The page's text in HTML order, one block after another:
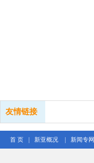
友情链接
首 页 新亚概况 新闻专网